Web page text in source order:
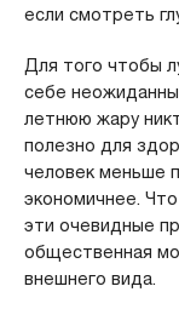
если смотреть
Для того чтобы
себе
летнюю жару
полезно для
человек меньше
экономичнее.
эти очевидные
общественная
внешнего вида.